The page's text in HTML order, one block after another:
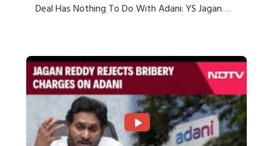
Deal Has Nothing To Do With Adani: YS Jagan